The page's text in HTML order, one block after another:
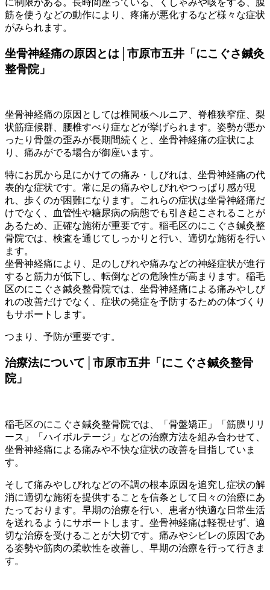
筋を使うなどの動作により、疼痛が悪化するなど様々な症状
がみられます。
坐骨神経痛の原因とは│市原市五井「にこぐさ鍼灸
整骨院」
坐骨神経痛の原因としては椎間板ヘルニア、脊椎狭窄症、梨
状筋症候群、腰椎すべり症などが挙げられます。姿勢が悪か
ったり骨盤の歪みが長期間続くと、坐骨神経痛の症状によ
り、痛みがでる場合が御座います。
特にお尻から足にかけての痛み・しびれは、坐骨神経痛の代
表的な症状です。常に足の痛みやしびれやつっぱり感が現
れ、歩くのが困難になります。これらの症状は坐骨神経痛だ
けでなく、血管性や糖尿病の病態でも引き起こされることが
あるため、正確な施術が重要です。稲毛区のにこぐさ鍼灸整
骨院では、検査を通じてしっかりと行い、適切な施術を行い
ます。
坐骨神経痛により、足のしびれや痛みなどの神経症状が進行
すると筋力が低下し、転倒などの危険性が高まります。稲毛
区のにこぐさ鍼灸整骨院では、坐骨神経痛による痛みやしび
れの改善だけでなく、症状の発症を予防するための体づくり
もサポートします。
つまり、予防が重要です。
治療法について│市原市五井「にこぐさ鍼灸整骨
院」
稲毛区のにこぐさ鍼灸整骨院では、「骨盤矯正」「筋膜リリ
ース」「ハイボルテージ」などの治療方法を組み合わせて、
坐骨神経痛による痛みや不快な症状の改善を目指していま
す。
そして痛みやしびれなどの不調の根本原因を追究し症状の解
消に適切な施術を提供することを信条として日々の治療にあ
たっております。早期の治療を行い、患者が快適な日常生活
を送れるようにサポートします。坐骨神経痛は軽視せず、適
切な治療を受けることが大切です。痛みやシビレの原因であ
る姿勢や筋肉の柔軟性を改善し、早期の治療を行って行きま
す。